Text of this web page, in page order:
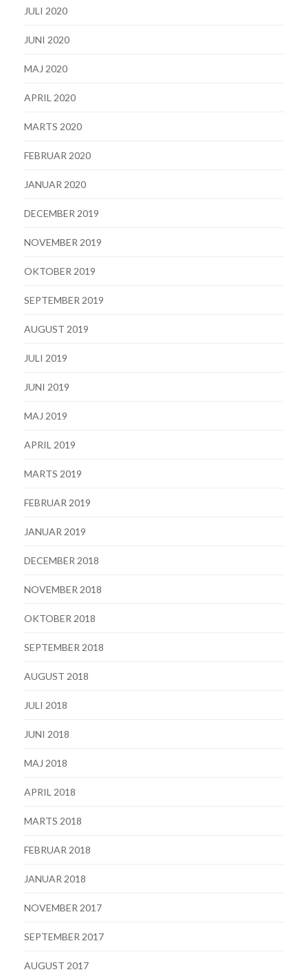
JULI 2020
JUNI 2020
MAJ 2020
APRIL 2020
MARTS 2020
FEBRUAR 2020
JANUAR 2020
DECEMBER 2019
NOVEMBER 2019
OKTOBER 2019
SEPTEMBER 2019
AUGUST 2019
JULI 2019
JUNI 2019
MAJ 2019
APRIL 2019
MARTS 2019
FEBRUAR 2019
JANUAR 2019
DECEMBER 2018
NOVEMBER 2018
OKTOBER 2018
SEPTEMBER 2018
AUGUST 2018
JULI 2018
JUNI 2018
MAJ 2018
APRIL 2018
MARTS 2018
FEBRUAR 2018
JANUAR 2018
NOVEMBER 2017
SEPTEMBER 2017
AUGUST 2017